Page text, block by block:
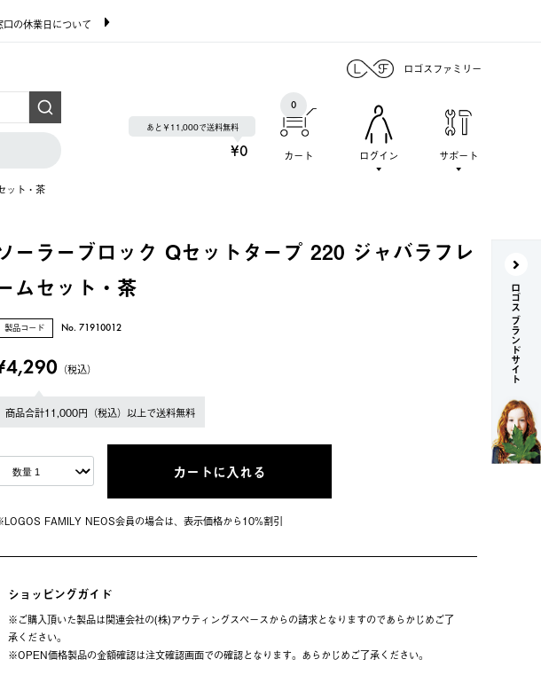
の休業日について
ロゴスファミリー
あと￥11,000で送料無料
¥0 カート
0
ログイン サポート
ット・茶
ーラーブロック Qセットタープ 220 ジャバラフレ
ムセット・茶
製品コード No. 71910012
（税込）
商品合計11,000円（税込）以上で送料無料
カートに入れる
FAMILY NEOS会員の場合は、表⽰価格から10%割引
ショッピングガイド
※ご購⼊頂いた製品は関連会社の(株)アウティングスペースからの請求となりますのであらかじめご了
承ください。
※OPEN価格製品の⾦額確認は注⽂確認画⾯での確認となります。あらかじめご了承ください。
ロゴス ブランドサイト